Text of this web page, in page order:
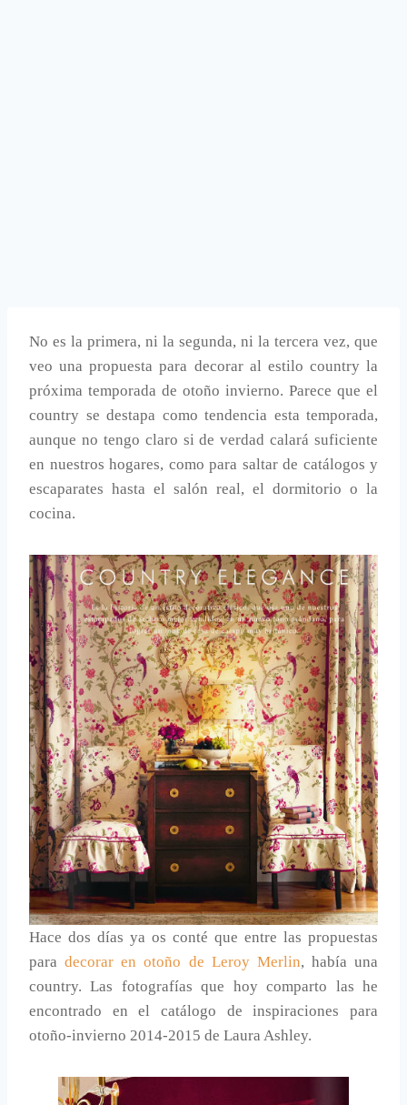
No es la primera, ni la segunda, ni la tercera vez, que
veo una propuesta para decorar al estilo country la
próxima temporada de otoño invierno. Parece que el
country se destapa como tendencia esta temporada,
aunque no tengo claro si de verdad calará suficiente
en nuestros hogares, como para saltar de catálogos y
escaparates hasta el salón real, el dormitorio o la
cocina.
Hace dos días ya os conté que entre las propuestas
paradecorar en otoño de Leroy Merlin, había una
country. Las fotografías que hoy comparto las he
encontrado en el catálogo de inspiraciones para
otoño-invierno 2014-2015 de Laura Ashley.